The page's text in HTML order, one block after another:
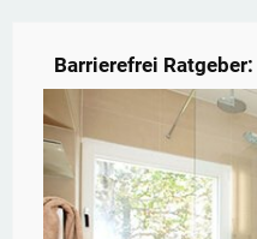
Barrierefrei Ratgeber: